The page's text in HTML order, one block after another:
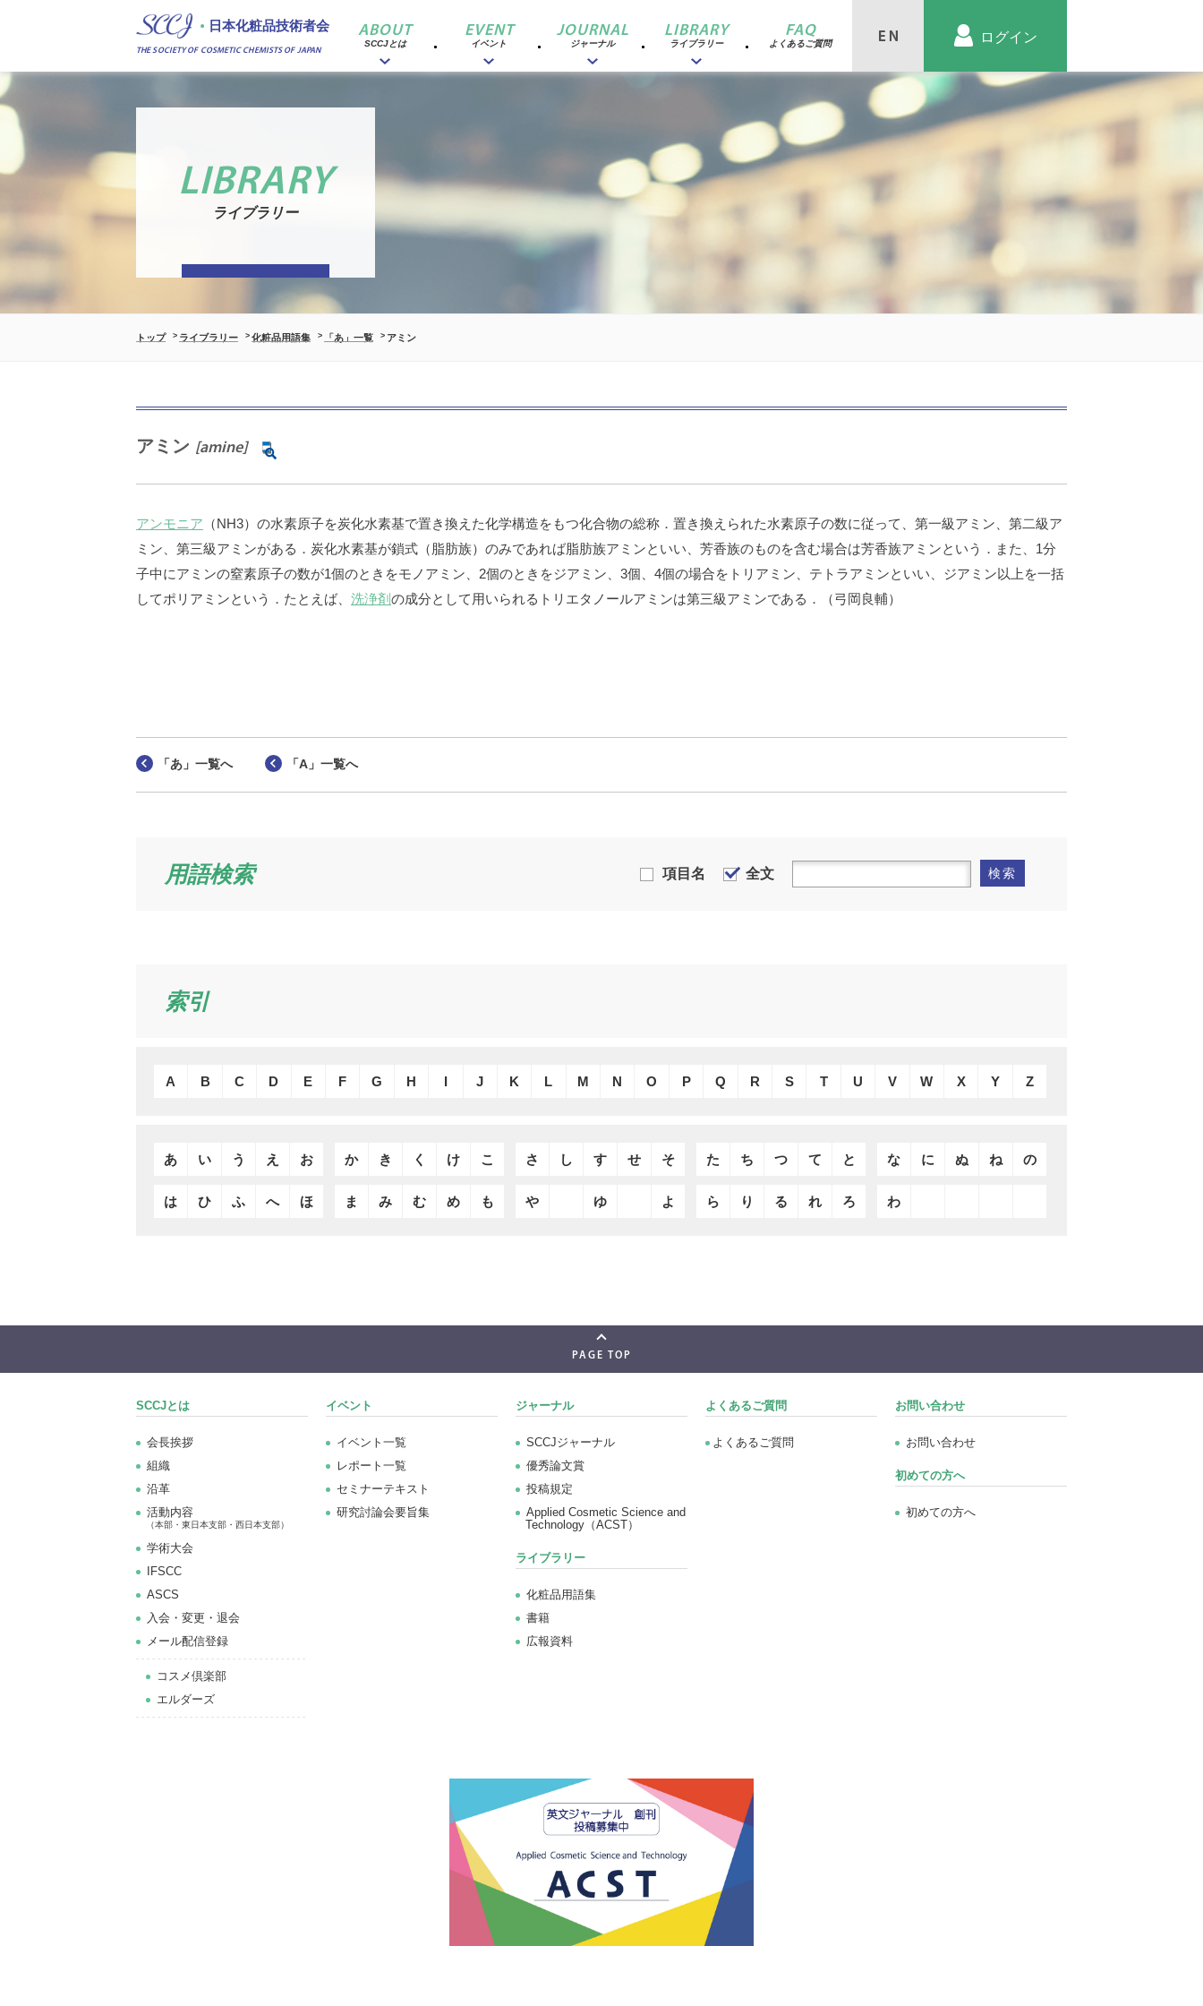
日本化粧品技術者会
THE SOCIETY OF COSMETIC CHEMISTS OF JAPAN
ログイン
ABOUT
SCCJとは
EVENT
イベント
JOURNAL
ジャーナル
LIBRARY
ライブラリー
FAQ
よくあるご質問
LIBRARY
ライブラリー
トップ ライブラリー 化粧品用語集 「あ」一覧 アミン
アミン [amine]
アンモニア （NH3）の水素原子を炭化水素基で置き換えた化学構造をもつ化合物の総称．置き換えられた水素原子の数に従って、第一級アミン、第二級ア
ミン、第三級アミンがある．炭化水素基が鎖式（脂肪族）のみであれば脂肪族アミンといい、芳香族のものを含む場合は芳香族アミンという．また、1分
子中にアミンの窒素原子の数が1個のときをモノアミン、2個のときをジアミン、3個、4個の場合をトリアミン、テトラアミンといい、ジアミン以上を一括
してポリアミンという．たとえば、 洗浄剤の成分として用いられるトリエタノールアミンは第三級アミンである．（弓岡良輔）
「あ」一覧へ 「A」一覧へ
用語検索 項目名 全文 検索
索引
A B C D E F G H I J K L M N O P Q R S T U V W X Y Z
あ い う え お か き く け こ さ し す せ そ た ち つ て と な に ぬ ね の
は ひ ふ へ ほ ま み む め も や ゆ よ ら り る れ ろ わ
PAGE TOP
SCCJとは
会長挨拶
組織
沿革
活動内容
（本部・東日本支部・西日本支部）
学術大会
IFSCC
ASCS
⼊会・変更・退会
メール配信登録
コスメ倶楽部
エルダーズ
イベント
イベント一覧
レポート一覧
セミナーテキスト
研究討論会要旨集
ジャーナル
SCCJジャーナル
優秀論文賞
投稿規定
Applied Cosmetic Science and
Technology（ACST）
ライブラリー
化粧品用語集
書籍
広報資料
よくあるご質問
よくあるご質問
お問い合わせ
お問い合わせ
初めての方へ
初めての方へ